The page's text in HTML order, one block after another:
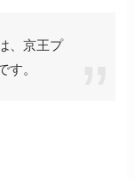
、京王プ
す。